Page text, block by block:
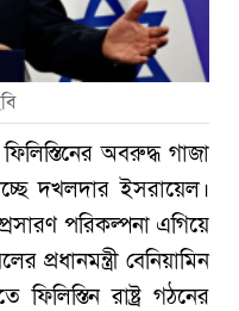
অবরুদ্ধ গাজা
দখলদার ইসরায়েল।
পরিকল্পনা এগিয়ে
প্রধানমন্ত্রী বেনিয়ামিন
রাষ্ট্র গঠনের